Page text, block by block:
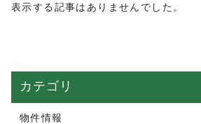
売却実績・査定実例
表示する記事はありませんでした。
カテゴリ
物件情報